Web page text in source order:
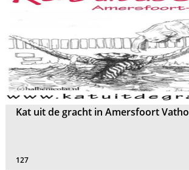
Kat uit de gracht in Amersfoort
127